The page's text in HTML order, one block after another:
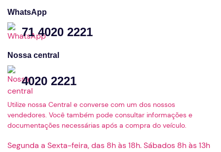
WhatsApp
71 4020 2221
Nossa central
4020 2221
Utilize nossa Central e converse com um dos nossos
vendedores. Você também pode consultar informações e
documentações necessárias após a compra do veículo.
Segunda a Sexta-feira, das 8h às 18h. Sábados 8h às 13h